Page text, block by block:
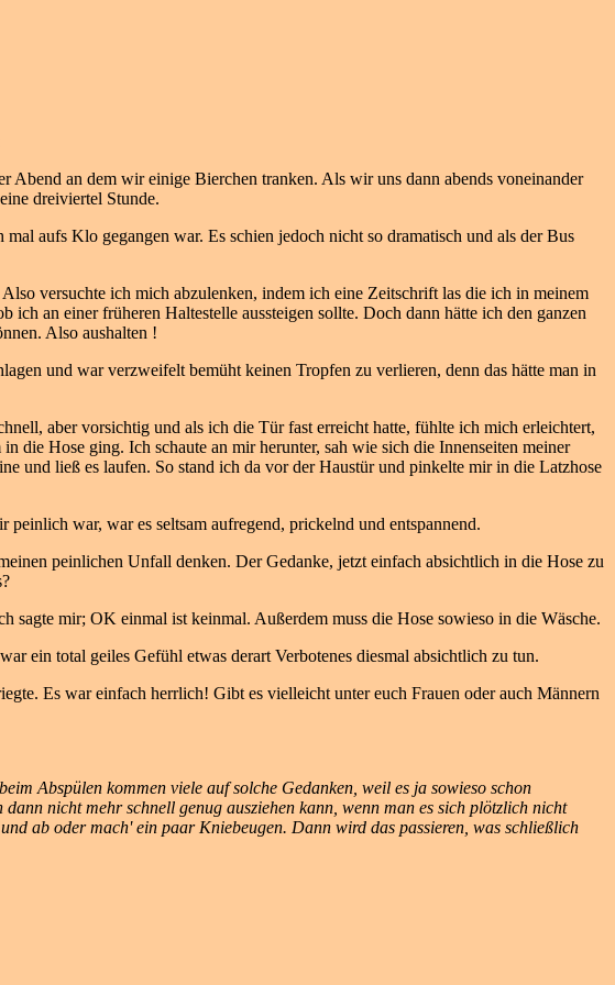
Abend an dem wir einige Bierchen tranken. Als wir uns dann abends voneinander
dreiviertel Stunde.
aufs Klo gegangen war. Es schien jedoch nicht so dramatisch und als der Bus
versuchte ich mich abzulenken, indem ich eine Zeitschrift las die ich in meinem
an einer früheren Haltestelle aussteigen sollte. Doch dann hätte ich den ganzen
Also aushalten !
und war verzweifelt bemüht keinen Tropfen zu verlieren, denn das hätte man in
aber vorsichtig und als ich die Tür fast erreicht hatte, fühlte ich mich erleichtert,
die Hose ging. Ich schaute an mir herunter, sah wie sich die Innenseiten meiner
und ließ es laufen. So stand ich da vor der Haustür und pinkelte mir in die Latzhose
war, war es seltsam aufregend, prickelnd und entspannend.
peinlichen Unfall denken. Der Gedanke, jetzt einfach absichtlich in die Hose zu
mir; OK einmal ist keinmal. Außerdem muss die Hose sowieso in die Wäsche.
ein total geiles Gefühl etwas derart Verbotenes diesmal absichtlich zu tun.
Es war einfach herrlich! Gibt es vielleicht unter euch Frauen oder auch Männern
Abspülen kommen viele auf solche Gedanken, weil es ja sowieso schon
nicht mehr schnell genug ausziehen kann, wenn man es sich plötzlich nicht
ab oder mach' ein paar Kniebeugen. Dann wird das passieren, was schließlich